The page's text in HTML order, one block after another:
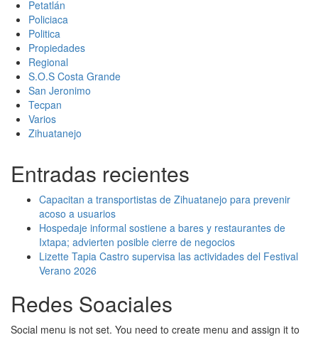
Petatlán
Policiaca
Politica
Propiedades
Regional
S.O.S Costa Grande
San Jeronimo
Tecpan
Varios
Zihuatanejo
Entradas recientes
Capacitan a transportistas de Zihuatanejo para prevenir
acoso a usuarios
Hospedaje informal sostiene a bares y restaurantes de
Ixtapa; advierten posible cierre de negocios
Lizette Tapia Castro supervisa las actividades del Festival
Verano 2026
Redes Soaciales
Social menu is not set. You need to create menu and assign it to